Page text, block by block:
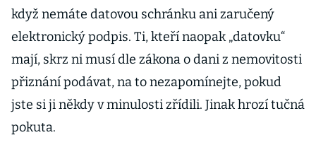
když nemáte datovou schránku ani zaručený
elektronický podpis. Ti, kteří naopak „datovku“
mají, skrz ni musí dle zákona o dani z nemovitosti
přiznání podávat, na to nezapomínejte, pokud
jste si ji někdy v minulosti zřídili. Jinak hrozí tučná
pokuta.